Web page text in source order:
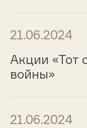
21.06.2024
Акции «Тот
войны»
21.06.2024